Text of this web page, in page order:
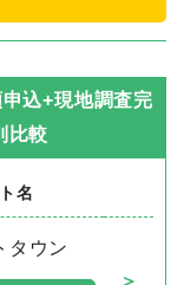
込+現地調査完
比較
名
タウン
＞